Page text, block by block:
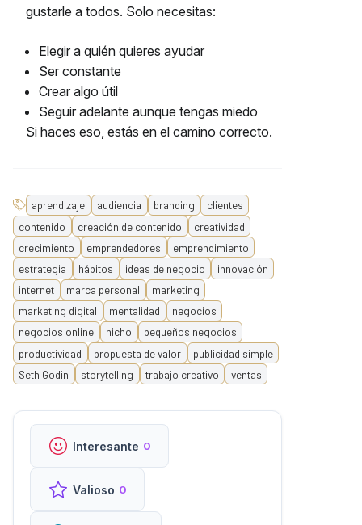
gustarle a todos. Solo necesitas:
Elegir a quién quieres ayudar
Ser constante
Crear algo útil
Seguir adelante aunque tengas miedo
Si haces eso, estás en el camino correcto.
aprendizaje audiencia branding
clientes
contenido
creación de contenido
creatividad
crecimiento
emprendedores
emprendimiento
estrategia
hábitos ideas de negocio
innovación
internet
marca personal
marketing
marketing digital
mentalidad
negocios
negocios online
nicho
pequeños negocios
productividad
propuesta de valor
publicidad simple
Seth Godin
storytelling trabajo creativo ventas
Interesante 0
Valioso 0